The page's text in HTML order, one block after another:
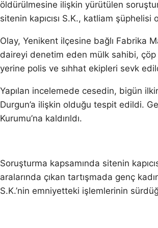
öldürülmesine ilişkin yürütülen
sitenin kapıcısı S.K., katliam şüphelisi
Olay, Yenikent ilçesine bağlı Fabrika
daireyi denetim eden mülk sahibi,
yerine polis ve sıhhat ekipleri sevk
Yapılan incelemede cesedin, bigün
Durgun’a ilişkin olduğu tespit edildi.
Kurumu’na kaldırıldı.
Soruşturma kapsamında sitenin
aralarında çıkan tartışmada genç
S.K.’nin emniyetteki işlemlerinin